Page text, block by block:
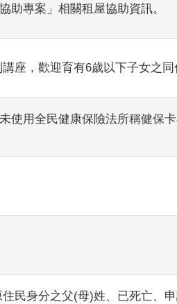
助專案」相關租屋協助資訊。
座，歡迎育有6歲以下子女之同
使用全民健康保險法所稱健保
民身分之父(母)姓、已死亡、